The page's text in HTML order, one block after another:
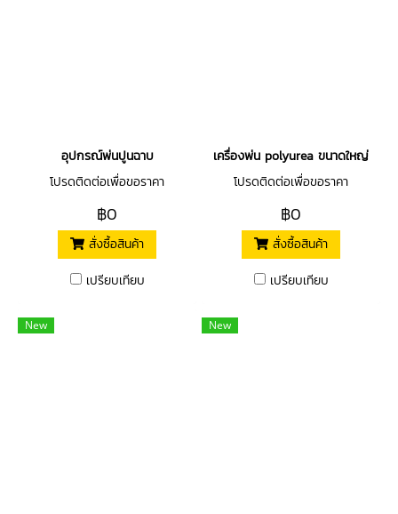
อุปกรณ์พ่นปูนฉาบ
โปรดติดต่อเพื่อขอราคา
฿0
สั่งซื้อสินค้า
เปรียบเทียบ
เครื่องพ่น polyurea ขนาดใหญ่
โปรดติดต่อเพื่อขอราคา
฿0
สั่งซื้อสินค้า
เปรียบเทียบ
New New